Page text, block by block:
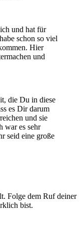
und hat für
schon so viel
Hier
und
die Du in diese
es Dir darum
und sie
war es sehr
seid eine große
Folge dem Ruf deiner
bist.